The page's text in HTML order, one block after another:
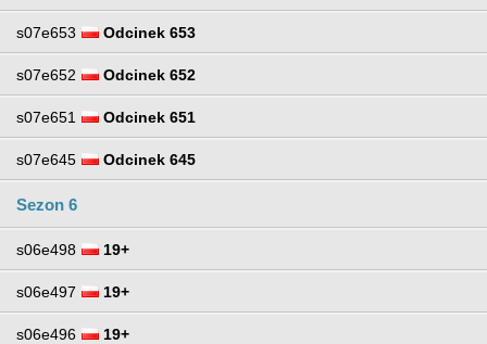
s07e653 Odcinek 653
s07e652 Odcinek 652
s07e651 Odcinek 651
s07e645 Odcinek 645
Sezon 6
s06e498 19+
s06e497 19+
s06e496 19+